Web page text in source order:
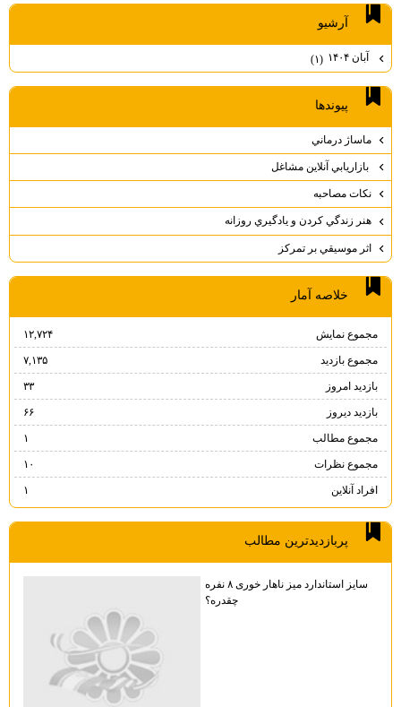
آرشيو
آبان ۱۴۰۴ (۱)
پيوندها
ماساژ درماني
بازاريابي آنلاين مشاغل
نكات مصاحبه
هنر زندگي كردن و يادگيري روزانه
اثر موسيقي بر تمركز
خلاصه آمار
مجموع نمایش‌ ۱۲,۷۲۴
مجموع بازدید ۷,۱۳۵
بازدید امروز
بازدید دیروز
مجموع مطالب
مجموع نظرات
افراد آنلاین
پربازديدترين مطالب
سایز استاندارد میز ناهار خوری ۸ نفره
چقدره؟